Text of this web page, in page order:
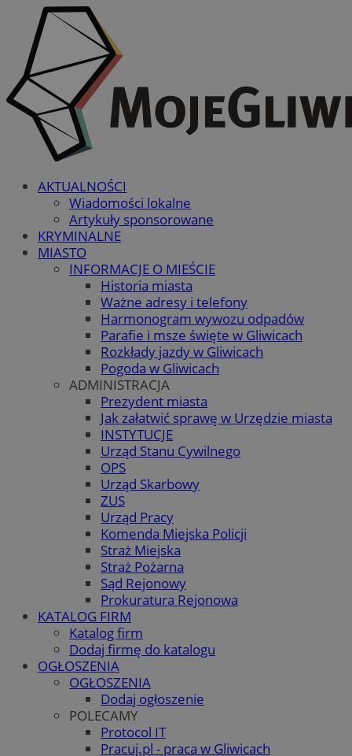
AKTUALNOŚCI
Wiadomości lokalne
Artykuły sponsorowane
KRYMINALNE
MIASTO
INFORMACJE O MIEŚCIE
Historia miasta
Ważne adresy i telefony
Harmonogram wywozu odpadów
Parafie i msze święte w Gliwicach
Rozkłady jazdy w Gliwicach
Pogoda w Gliwicach
ADMINISTRACJA
Prezydent miasta
Jak załatwić sprawę w Urzędzie miasta
INSTYTUCJE
Urząd Stanu Cywilnego
OPS
Urząd Skarbowy
ZUS
Urząd Pracy
Komenda Miejska Policji
Straż Miejska
Straż Pożarna
Sąd Rejonowy
Prokuratura Rejonowa
KATALOG FIRM
Katalog firm
Dodaj firmę do katalogu
OGŁOSZENIA
OGŁOSZENIA
Dodaj ogłoszenie
POLECAMY
Protocol IT
Pracuj.pl - praca w Gliwicach